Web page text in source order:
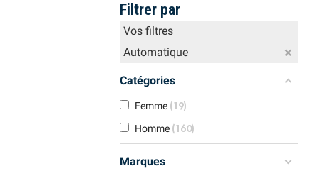
Filtrer par
Vos filtres
Automatique
Catégories
Femme 19
Homme 160
Marques